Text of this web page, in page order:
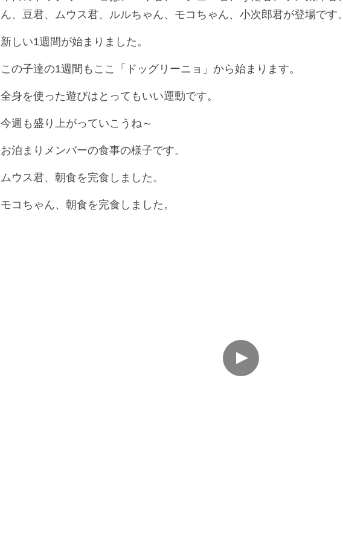
ん、豆君、ムウス君、ルルちゃん、モコちゃん、小次郎君が登場です。
新しい1週間が始まりました。
この子達の1週間もここ「ドッグリーニョ」から始まります。
全身を使った遊びはとってもいい運動です。
今週も盛り上がっていこうね～
お泊まりメンバーの食事の様子です。
ムウス君、朝食を完食しました。
モコちゃん、朝食を完食しました。